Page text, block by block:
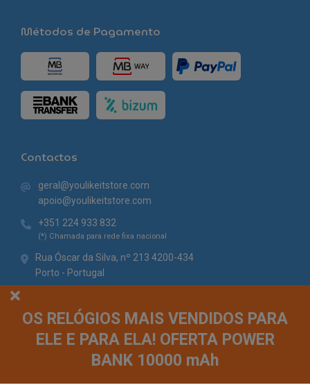
OS RELÓGIOS MAIS VENDIDOS PARA
ELE E PARA ELA! OFERTA POWER
BANK 10000 mAh
Métodos de Pagamento
Contactos
geral@youlikeitstore.com
apoio@youlikeitstore.com
+351 224 933 832
(*) Chamada para rede fixa nacional
Rua Óscar da Silva, nº 213 4200-434
Porto - Portugal